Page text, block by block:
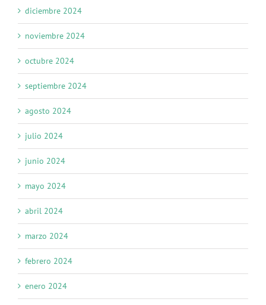
diciembre 2024
noviembre 2024
octubre 2024
septiembre 2024
agosto 2024
julio 2024
junio 2024
mayo 2024
abril 2024
marzo 2024
febrero 2024
enero 2024